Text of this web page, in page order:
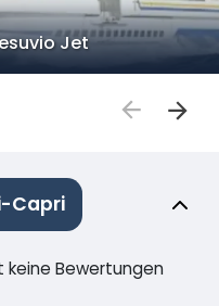
Jet
Capri
keine Bewertungen